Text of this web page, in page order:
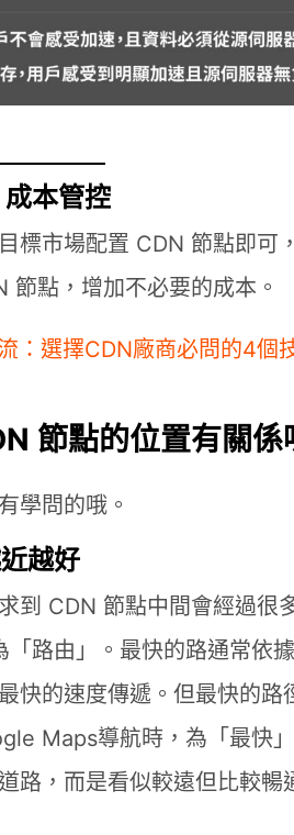
本管控
標市場配置 CDN 節點即可
點，增加不必要的成本。
：選擇CDN廠商必問的4個
節點的位置有關係
學問的哦。
越好
到 CDN 節點中間會經過很
「路由」。最快的路通常依
快的速度傳遞。但最快的路
Maps導航時，為「最快
路，而是看似較遠但比較暢